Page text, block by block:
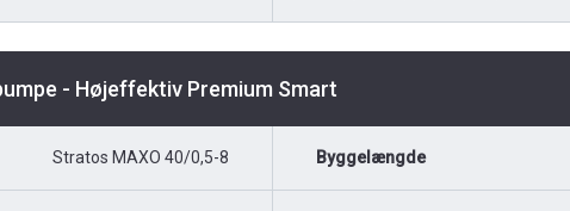
- Højeffektiv Premium Smart
Stratos MAXO 40/0,5-8 Byggelængde